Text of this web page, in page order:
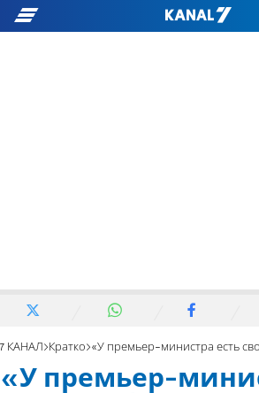
7 КАНАЛ Кратко «У премьер-министра есть свои
«У премьер-